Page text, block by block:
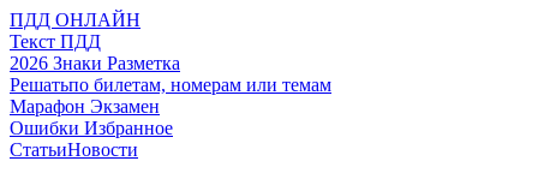
ПДД ОНЛАЙН
Текст ПДД
2026 Знаки Разметка
Решатьпо билетам, номерам или темам
Марафон Экзамен
Ошибки Избранное
СтатьиНовости